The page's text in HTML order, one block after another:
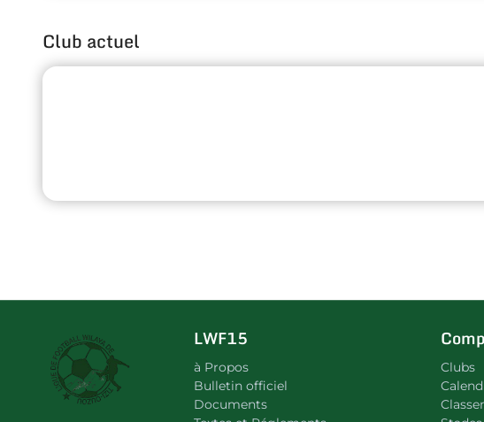
Club actuel
LWF15
à Propos
Bulletin officiel
Documents
Clubs